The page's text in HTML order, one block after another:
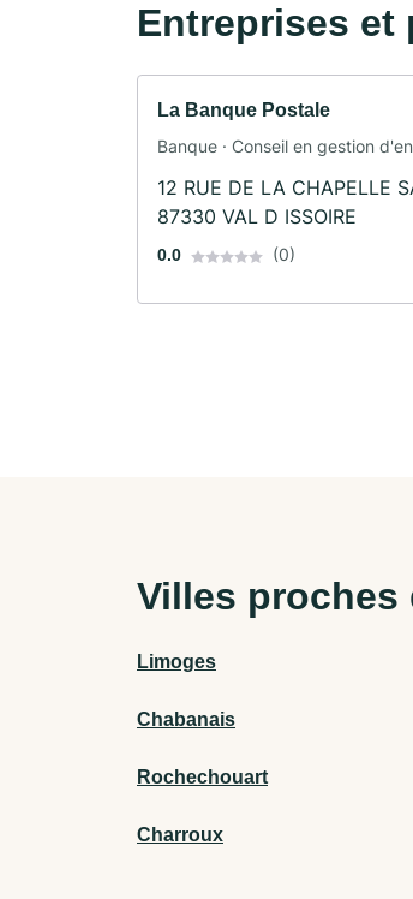
Entreprises et
La Banque Postale
Banque · Conseil en gestion
12 RUE DE LA CHAPELLE
87330 VAL D ISSOIRE
0.0 (0)
Villes proches
Limoges
Chabanais
Rochechouart
Charroux